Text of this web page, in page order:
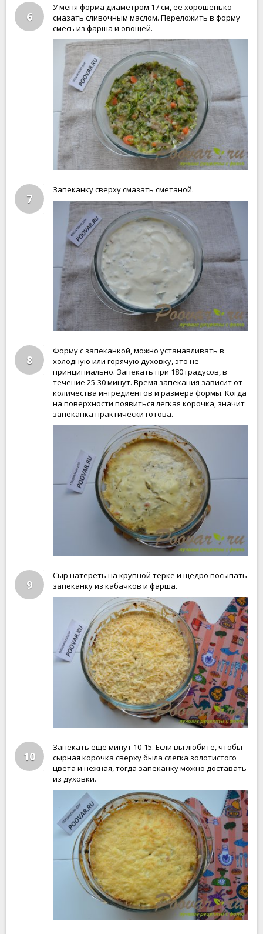
6
У меня форма диаметром 17 см, ее хорошенько
смазать сливочным маслом. Переложить в форму
смесь из фарша и овощей.
7
Запеканку сверху смазать сметаной.
8
Форму с запеканкой, можно устанавливать в
холодную или горячую духовку, это не
принципиально. Запекать при 180 градусов, в
течение 25-30 минут. Время запекания зависит от
количества ингредиентов и размера формы. Когда
на поверхности появиться легкая корочка, значит
запеканка практически готова.
9
Сыр натереть на крупной терке и щедро посыпать
запеканку из кабачков и фарша.
10
Запекать еще минут 10-15. Если вы любите, чтобы
сырная корочка сверху была слегка золотистого
цвета и нежная, тогда запеканку можно доставать
из духовки.